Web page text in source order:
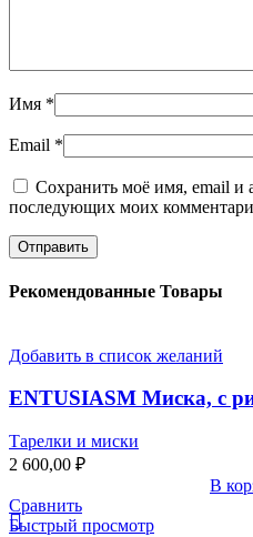
Имя *
Email *
Сохранить моё имя, email и
последующих моих
Рекомендованные Товары
Добавить в список желаний
ENTUSIASM Миска, с
Тарелки и миски
2 600,00 ₽
В
Сравнить
Быстрый просмотр